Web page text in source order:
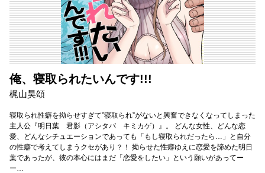
俺、寝取られたいんです!!!
梶山昊頌
寝取られ性癖を拗らせすぎて”寝取られ”がないと興奮できなくなってしまった
主人公『明日葉 君影（アシタバ キミカゲ）』。 どんな女性、どんな恋
愛、どんなシチュエーションであっても「もし寝取られだったら…」と自分
の性癖で考えてしまうクセがあり？！ 拗らせた性癖ゆえに恋愛を諦めた明日
葉であったが、彼の本心にはまだ「恋愛をしたい」という願いがあってー
ー…